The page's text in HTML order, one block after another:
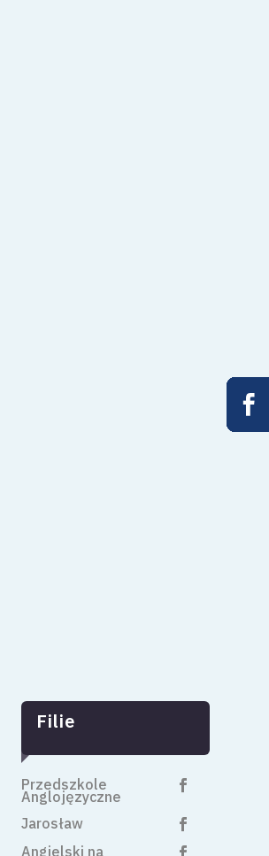








Filie
Przedszkole
Anglojęzyczne

Jarosław 
Angielski na 

